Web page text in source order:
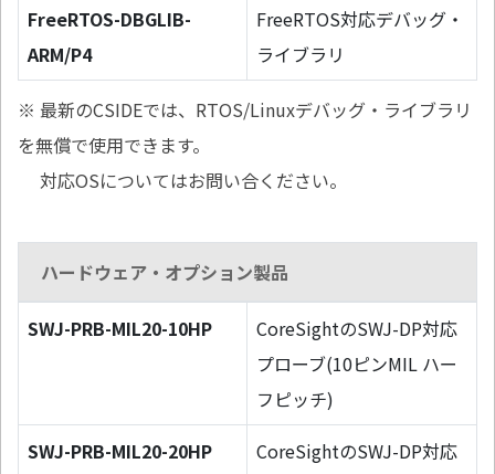
FreeRTOS-DBGLIB-
ARM/P4
FreeRTOS対応デバッグ・
ライブラリ
※ 最新のCSIDEでは、RTOS/Linuxデバッグ・ライブラリ
を無償で使用できます。
対応OSについてはお問い合ください。
ハードウェア・オプション製品
SWJ-PRB-MIL20-10HP
CoreSightのSWJ-DP対応
プローブ(10ピンMIL ハー
フピッチ)
SWJ-PRB-MIL20-20HP
CoreSightのSWJ-DP対応